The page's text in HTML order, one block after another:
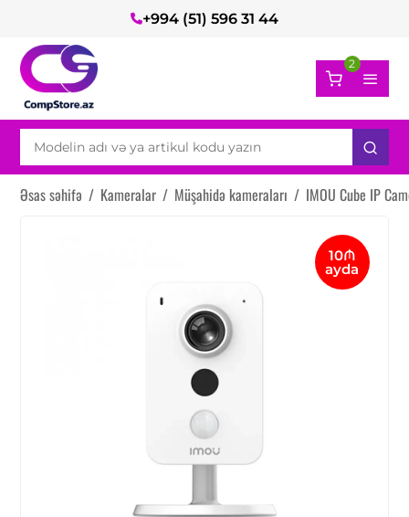
+994 (51) 596 31 44
2
Əsas səhifə / Kameralar / Müşahidə kameraları / IMOU Cube IP
10₼
ayda